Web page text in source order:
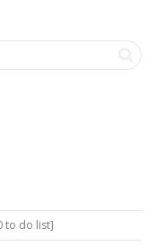
to do list]